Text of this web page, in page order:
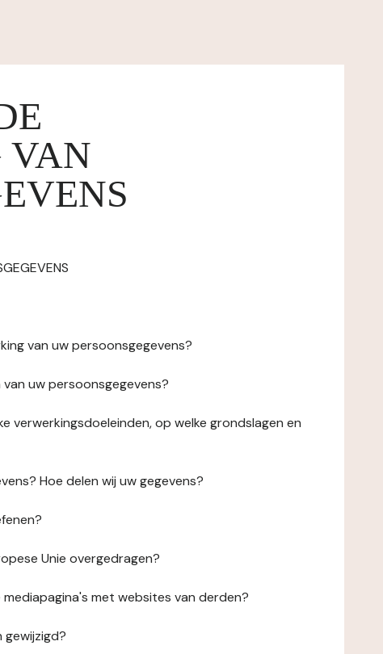
VAN
van uw persoonsgegevens?
uw persoonsgegevens?
verwerkingsdoeleinden, op welke grondslagen en
Hoe delen wij uw gegevens?
Unie overgedragen?
met websites van derden?